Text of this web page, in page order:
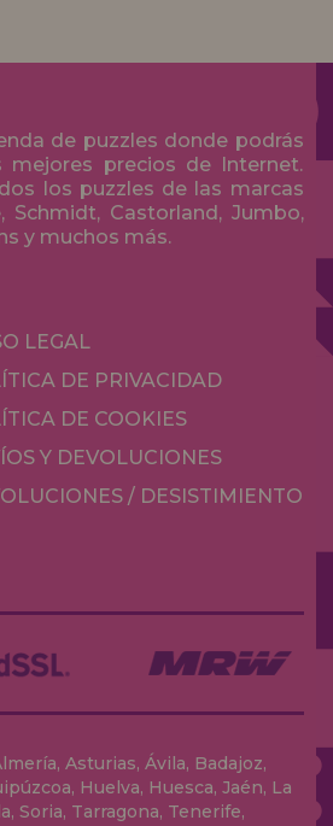
de puzzles donde podrás
precios de Internet.
los puzzles de las marcas
Schmidt, Castorland, Jumbo,
y muchos más.
LEGAL
DE PRIVACIDAD
DE COOKIES
Y DEVOLUCIONES
/ DESISTIMIENTO
Asturias, Ávila, Badajoz,
Huelva, Huesca, Jaén, La
Soria, Tarragona, Tenerife,